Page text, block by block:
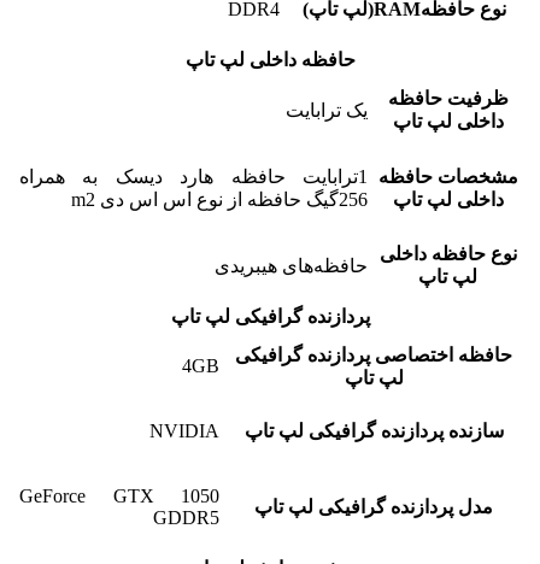
نوع حافظهRAM(لپ تاپ) DDR4
حافظه داخلی لپ تاپ
ظرفیت حافظه
داخلی لپ تاپ
یک ترابایت
مشخصات حافظه
داخلی لپ تاپ
1ترابایت حافظه هارد دیسک به همراه
256گیگ حافظه از نوع اس اس دی m2
نوع حافظه داخلی
لپ تاپ
حافظه‌های هیبریدی
پردازنده گرافیکی لپ تاپ
حافظه اختصاصی پردازنده گرافیکی
لپ تاپ
4GB
سازنده پردازنده گرافیکی لپ تاپ NVIDIA
مدل پردازنده گرافیکی لپ تاپ
GeForce GTX 1050
GDDR5